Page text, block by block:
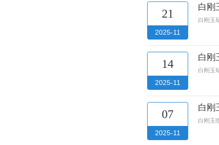
21
2025-11
白刚
白刚玉
14
2025-11
白刚
白刚玉
07
2025-11
白刚
白刚玉